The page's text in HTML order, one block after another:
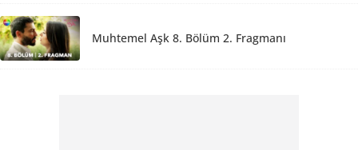
Muhtemel Aşk 8. Bölüm 2. Fragmanı